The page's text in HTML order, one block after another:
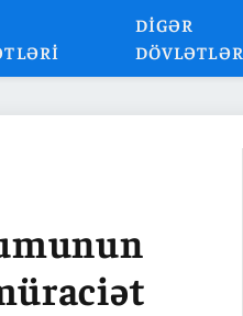
DIGƏR
DÖVLƏTLƏR